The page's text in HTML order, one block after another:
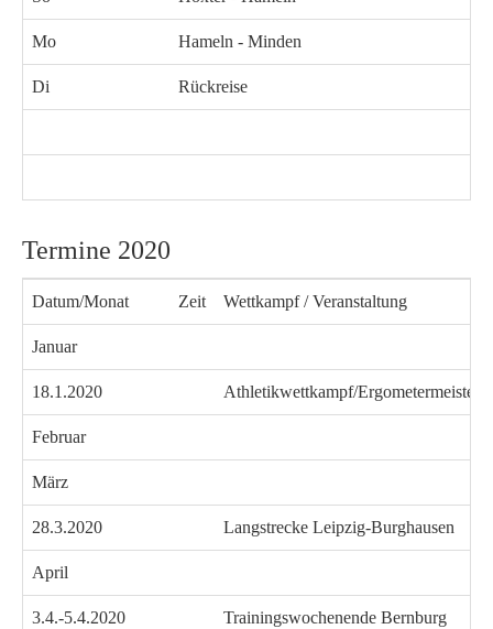
Mo Hameln - Minden
Di Rückreise
Termine 2020
Datum/Monat Zeit Wettkampf / Veranstaltung
Januar
18.1.2020 Athletikwettkampf/
Februar
März
28.3.2020 Langstrecke Leipzig-Burghausen
April
3.4.-5.4.2020 Trainingswochenende Bernburg